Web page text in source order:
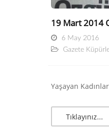
19 Mart 2014
6 May 2016
Gazete
Yaşayan
Tıklayınız...